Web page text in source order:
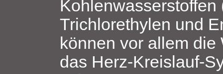
Kohlenwasserstoffen
Trichlorethylen und
können vor allem die
das Herz-Kreislauf-